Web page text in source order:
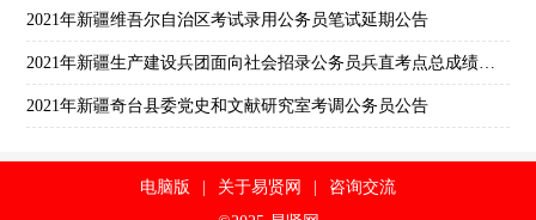
2021年新疆维吾尔自治区考试录用公务员笔试延期公告
2021年新疆生产建设兵团面向社会招录公务员兵直考点总成绩及体检公告
2021年新疆奇台县委党史和文献研究室考调公务员公告
电脑版 关于易贤网
咨询交流